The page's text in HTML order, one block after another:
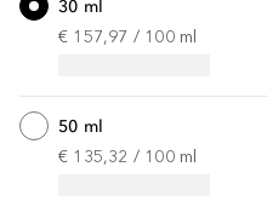
30 ml
€ 157,97 / 100 ml
50 ml
€ 135,32 / 100 ml